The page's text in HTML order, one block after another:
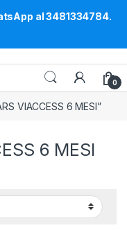
al 3481334784.
0
VIACCESS 6 MESI”
6 MESI